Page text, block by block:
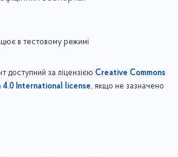
в тестовому режимі
доступний за ліцензією Creative Commons
International license, якщо не зазначено